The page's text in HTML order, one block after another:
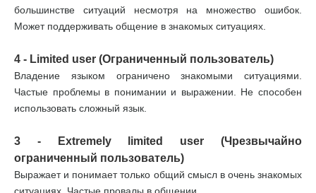
большинстве ситуаций несмотря на множество ошибок.
Может поддерживать общение в знакомых ситуациях.
4 - Limited user (Ограниченный пользователь)
Владение языком ограничено знакомыми ситуациями.
Частые проблемы в понимании и выражении. Не способен
использовать сложный язык.
3 - Extremely limited user (Чрезвычайно
ограниченный пользователь)
Выражает и понимает только общий смысл в очень знакомых